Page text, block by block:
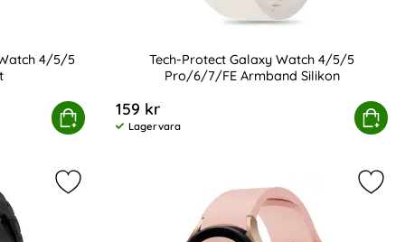
4/5/5
Köp
Galaxy Watch 4/5/5 Pro/6/7/FE Svart
Tech-Protect Galaxy Watch 4/5/5
Pro/6/7/FE Armband Silikon
159 kr
Tillgänglighet:
Lagervara
Köp
Tech-Protect Galaxy Watch 4/5/5
som favorit
Wave Design Svart som favorit
Markera tech-Protect Galaxy Watch 4/5/5 Pro/6/